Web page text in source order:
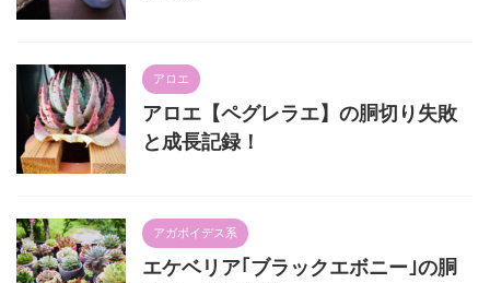
アロエ
アロエ【ペグレラエ】の胴切り失敗
と成長記録！
アガボイデス系
エケベリア｢ブラックエボニー｣の胴